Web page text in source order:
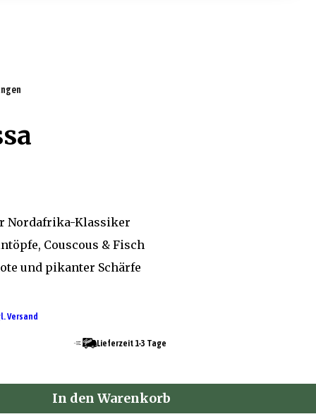
Nordafrika-Klassiker
Couscous & Fisch
und pikanter Schärfe
Versand
Lieferzeit 1-3 Tage
In den Warenkorb